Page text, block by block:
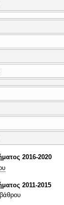
2016-2020
2011-2015